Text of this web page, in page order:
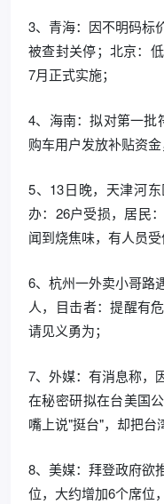
3、青海：因不明码标
被查封关停；北京：
7月正式实施；
4、海南：拟对第一批
购车用户发放补贴资金
5、13日晚，天津河
办：26户受损，居民
闻到烧焦味，有人员受
6、杭州一外卖小哥路
人，目击者：提醒有
请见义勇为；
7、外媒：有消息称，
在秘密研拟在台美国
嘴上说"挺台"，却把台
8、美媒：拜登政府欲
位，大约增加6个席位